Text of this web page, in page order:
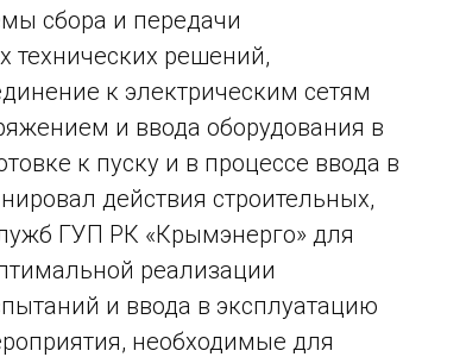
сбора и передачи
технических решений,
к электрическим сетям
и ввода оборудования в
к пуску и в процессе ввода в
действия строительных,
ГУП РК «Крымэнерго» для
реализации
и ввода в эксплуатацию
необходимые для